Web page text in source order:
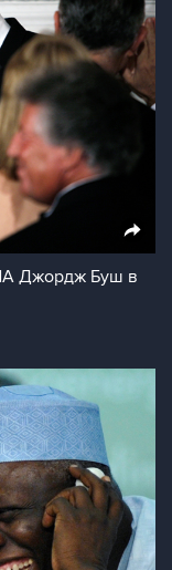
Джордж Буш в